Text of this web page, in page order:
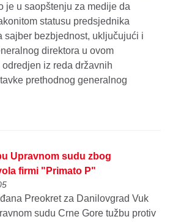
je u saopštenju za medije da
statusu predsjednika
sajber bezbjednost, uključujući i
direktora u ovom
iz reda državnih
prethodnog generalnog
Upravnom sudu zbog
firmi "Primato P"
Preokret za Danilovgrad Vuk
sudu Crne Gore tužbu protiv